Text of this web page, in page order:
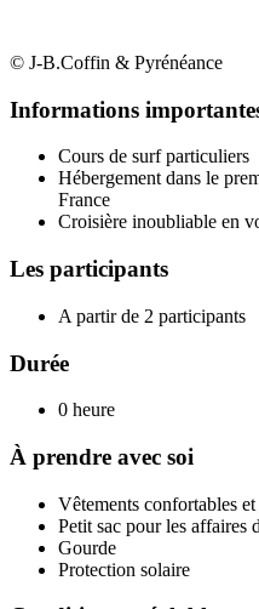
© J-B.Coffin & Pyrénéance
Informations
Cours de surf particuliers
Hébergement dans le
France
Croisière inoubliable en
Les participants
A partir de 2 participants
Durée
0 heure
À prendre avec soi
Vêtements confortables
Petit sac pour les affaires
Gourde
Protection solaire